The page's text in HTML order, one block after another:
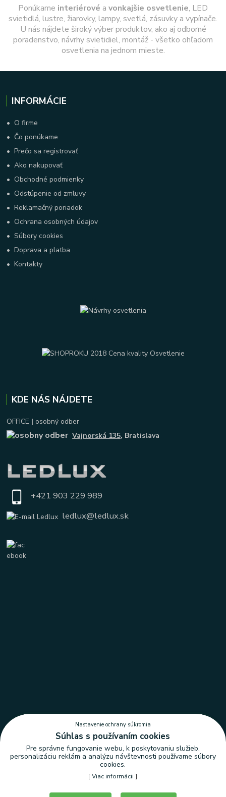
Ponúkame interiérové a vonkajšie osvetlenie, LED
svietidlá, lustre, žiarovky, lampy, svetlá, zásuvky a vypínače.
U nás nájdete široký výber produktov, ako aj odborné
poradenstvo, návrhy svietidiel, montáž - všetko ohľadom
osvetlenia na jednom mieste.
INFORMÁCIE
• O firme
• Čo ponúkame
•Prečo sa registrovať
•Ako nakupovať
• Obchodné podmienky
• Odstúpenie od zmluvy
•Reklamačný poriadok
• Ochrana osobných údajov
•Súbory cookies
•Doprava a platba
•Kontakty
KDE NÁS NÁJDETE
OFFICE | osobný odber
Vajnorská 135, Bratislava
+421 903 229 989
ledlux@ledlux.sk
Nastavenie ochrany súkromia
Súhlas s používaním cookies
Pre správne fungovanie webu, k poskytovaniu služieb,
personalizáciu reklám a analýzu návštevnosti používame súbory
cookies.
[Viac informácii ]